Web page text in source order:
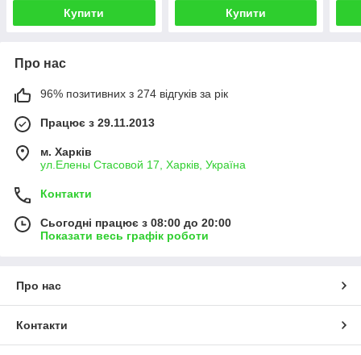
Купити Купити
Про нас
96% позитивних з 274 відгуків за рік
Працює з 29.11.2013
м. Харків
ул.Елены Стасовой 17, Харків, Україна
Контакти
Сьогодні працює з 08:00 до 20:00
Показати весь графік роботи
Про нас
Контакти